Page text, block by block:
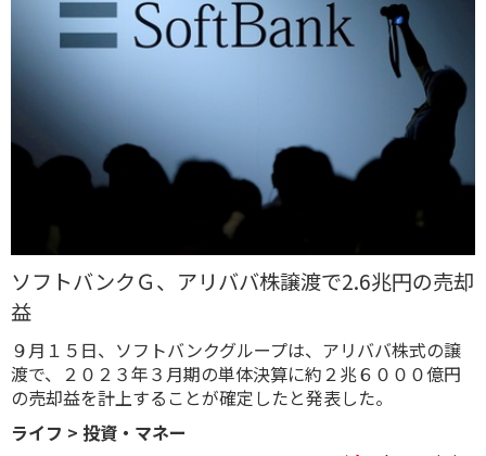
ソフトバンクＧ、アリババ株譲渡で2.6兆円の売却
益
９月１５日、ソフトバンクグループは、アリババ株式の譲
渡で、２０２３年３月期の単体決算に約２兆６０００億円
の売却益を計上することが確定したと発表した。
ライフ > 投資・マネー